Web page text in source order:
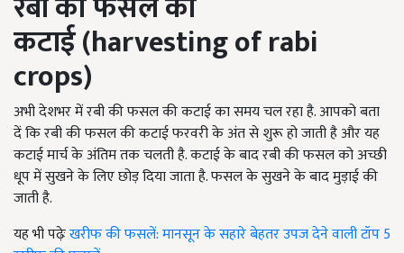
कटाई(harvesting of rabi
crops)
अभी देशभर में रबी की फसल की कटाई का समय चल रहा है. आपको बता
दें कि रबी की फसल की कटाई फरवरी के अंत से शुरू हो जाती है और यह
कटाई मार्च के अंतिम तक चलती है. कटाई के बाद रबी की फसल को अच्छी
धूप में सुखने के लिए छोड़ दिया जाता है. फसल के सुखने के बाद मुड़ाई की
जाती है.
यह भी पढ़ेःखरीफ की फसलें: मानसून के सहारे बेहतर उपज देने वाली टॉप 5